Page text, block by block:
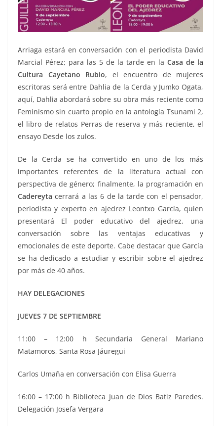
Arriaga estará en conversación con el periodista David
Marcial Pérez; para las 5 de la tarde en la Casa de la
Cultura Cayetano Rubio, el encuentro de mujeres
escritoras será entre Dahlia de la Cerda y Jumko Ogata,
aquí, Dahlia abordará sobre su obra más reciente como
Feminismo sin cuarto propio en la antología Tsunami 2,
el libro de relatos Perras de reserva y más reciente, el
ensayo Desde los zulos.
De la Cerda se ha convertido en uno de los más
importantes referentes de la literatura actual con
perspectiva de género; finalmente, la programación en
Cadereyta cerrará a las 6 de la tarde con el pensador,
periodista y experto en ajedrez Leontxo García, quien
presentará El poder educativo del ajedrez, una
conversación sobre las ventajas educativas y
emocionales de este deporte. Cabe destacar que García
se ha dedicado a estudiar y escribir sobre el ajedrez
por más de 40 años.
HAY DELEGACIONES
JUEVES 7 DE SEPTIEMBRE
11:00 – 12:00 h Secundaria General Mariano
Matamoros, Santa Rosa Jáuregui
Carlos Umaña en conversación con Elisa Guerra
16:00 – 17:00 h Biblioteca Juan de Dios Batiz Paredes.
Delegación Josefa Vergara